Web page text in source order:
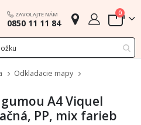
ZAVOLAJTE NÁM
0850 11 11 84 Cart
0
Odkladacie mapy
A4 Viquel
PP, mix farieb